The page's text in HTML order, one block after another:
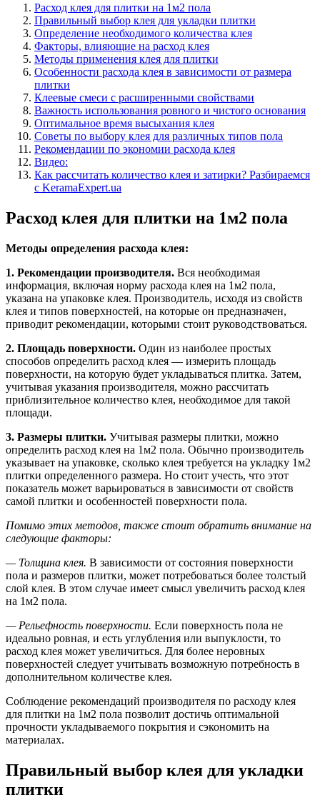
Расход клея для плитки на 1м2 пола
Правильный выбор клея для укладки плитки
Определение необходимого количества клея
Факторы, влияющие на расход клея
Методы применения клея для плитки
Особенности расхода клея в зависимости от размера
плитки
Клеевые смеси с расширенными свойствами
Важность использования ровного и чистого основания
Оптимальное время высыхания клея
Советы по выбору клея для различных типов пола
Рекомендации по экономии расхода клея
Видео:
Как рассчитать количество клея и затирки? Разбираемся
с KeramaExpert.ua
Расход клея для плитки на 1м2 пола
Методы определения расхода клея:
1. Рекомендации производителя. Вся необходимая
информация, включая норму расхода клея на 1м2 пола,
указана на упаковке клея. Производитель, исходя из свойств
клея и типов поверхностей, на которые он предназначен,
приводит рекомендации, которыми стоит руководствоваться.
2. Площадь поверхности. Один из наиболее простых
способов определить расход клея — измерить площадь
поверхности, на которую будет укладываться плитка. Затем,
учитывая указания производителя, можно рассчитать
приблизительное количество клея, необходимое для такой
площади.
3. Размеры плитки. Учитывая размеры плитки, можно
определить расход клея на 1м2 пола. Обычно производитель
указывает на упаковке, сколько клея требуется на укладку 1м2
плитки определенного размера. Но стоит учесть, что этот
показатель может варьироваться в зависимости от свойств
самой плитки и особенностей поверхности пола.
Помимо этих методов, также стоит обратить внимание на
следующие факторы:
— Толщина клея. В зависимости от состояния поверхности
пола и размеров плитки, может потребоваться более толстый
слой клея. В этом случае имеет смысл увеличить расход клея
на 1м2 пола.
— Рельефность поверхности. Если поверхность пола не
идеально ровная, и есть углубления или выпуклости, то
расход клея может увеличиться. Для более неровных
поверхностей следует учитывать возможную потребность в
дополнительном количестве клея.
Соблюдение рекомендаций производителя по расходу клея
для плитки на 1м2 пола позволит достичь оптимальной
прочности укладываемого покрытия и сэкономить на
материалах.
Правильный выбор клея для укладки
плитки